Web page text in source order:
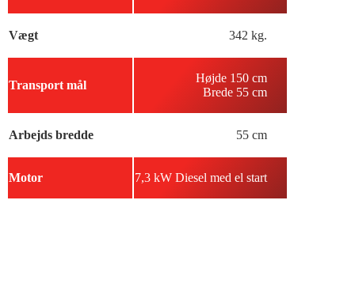
Vægt 342 kg.
Transport mål
Højde 150 cm
Brede 55 cm
Arbejds bredde 55 cm
Motor 7,3 kW Diesel med el start